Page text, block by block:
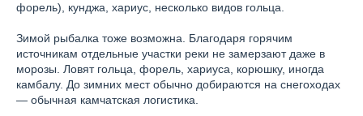
форель), кунджа, хариус, несколько видов гольца.
Зимой рыбалка тоже возможна. Благодаря горячим
источникам отдельные участки реки не замерзают даже в
морозы. Ловят гольца, форель, хариуса, корюшку, иногда
камбалу. До зимних мест обычно добираются на снегоходах
— обычная камчатская логистика.